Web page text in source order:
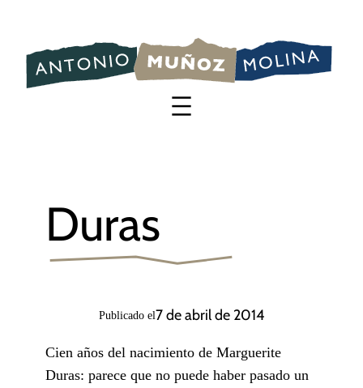
contenido
Duras
Publicado el7 de abril de 2014
Cien años del nacimiento de Marguerite
Duras: parece que no puede haber pasado un